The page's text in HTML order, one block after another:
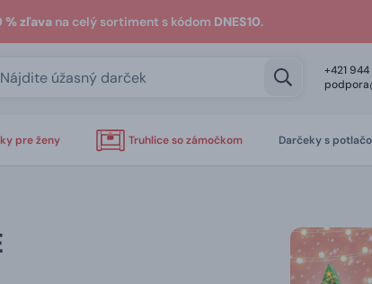
% zľavana celý sortiment s kódom DNES10.
+421
pre ženy Truhlice so zámočkom Darčeky s